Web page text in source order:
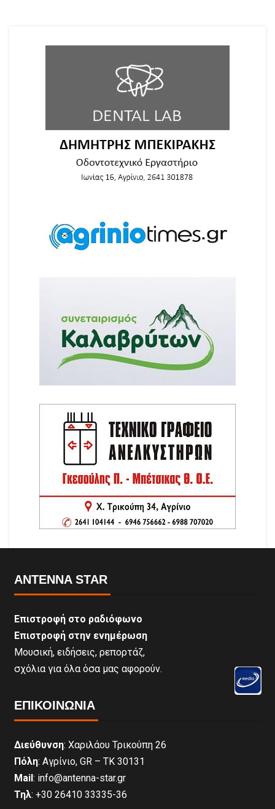
ANTENNA STAR
Επιστροφή στο ραδιόφωνο
Επιστροφή στην ενημέρωση
Μουσική, ειδήσεις, ρεπορτάζ,
σχόλια για όλα όσα μας αφορούν.
ΕΠΙΚΟΙΝΩΝΊΑ
Διεύθυνση: Χαριλάου Τρικούπη 26
Πόλη: Αγρίνιο, GR – ΤΚ 30131
Mail: info@antenna-star.gr
Τηλ: +30 26410 33335-36